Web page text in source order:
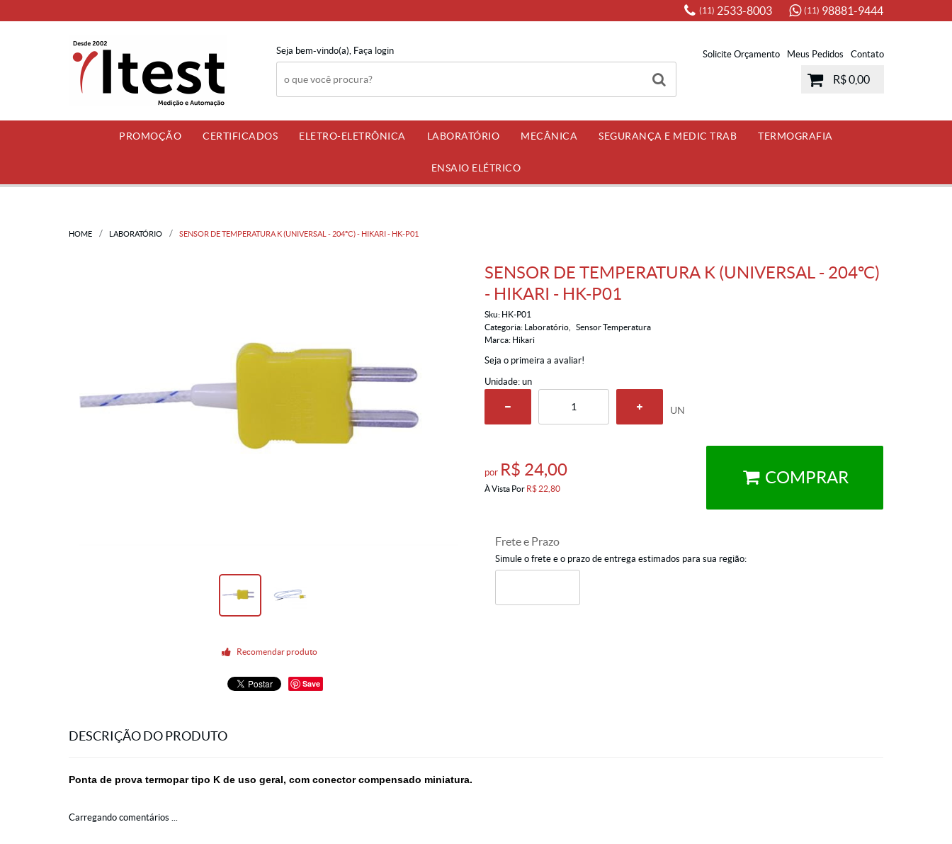
(11) 2533-8003 (11) 98881-9444
Seja bem-vindo(a), Faça login Solicite Orçamento Meus Pedidos Contato
R$ 0,00
PROMOÇÃO CERTIFICADOS ELETRO-ELETRÔNICA LABORATÓRIO MECÂNICA SEGURANÇA E MEDIC TRAB TERMOGRAFIA
ENSAIO ELÉTRICO
HOME LABORATÓRIO SENSOR DE TEMPERATURA K (UNIVERSAL - 204ºC) - HIKARI - HK-P01
Recomendar produto
Save
SENSOR DE TEMPERATURA K (UNIVERSAL - 204ºC)
- HIKARI - HK-P01
Sku: HK-P01
Categoria: Laboratório
Sensor Temperatura
Marca: Hikari
Seja o primeira a avaliar!
Unidade: un
UN
por R$ 24,00
À Vista Por R$ 22,80
COMPRAR
Frete e Prazo
Simule o frete e o prazo de entrega estimados para sua região:
DESCRIÇÃO DO PRODUTO
Ponta de prova termopar tipo K de uso geral, com conector compensado miniatura.
Carregando comentários ...